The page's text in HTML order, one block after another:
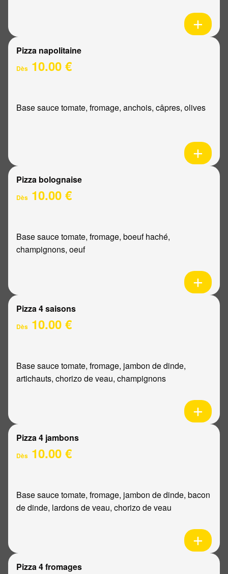
Pizza napolitaine
Dès 10.00 €
Base sauce tomate, fromage, anchois, câpres, olives
Pizza bolognaise
Dès 10.00 €
Base sauce tomate, fromage, boeuf haché,
champignons, oeuf
Pizza 4 saisons
Dès 10.00 €
Base sauce tomate, fromage, jambon de dinde,
artichauts, chorizo de veau, champignons
Pizza 4 jambons
Dès 10.00 €
Base sauce tomate, fromage, jambon de dinde, bacon
de dinde, lardons de veau, chorizo de veau
Pizza 4 fromages